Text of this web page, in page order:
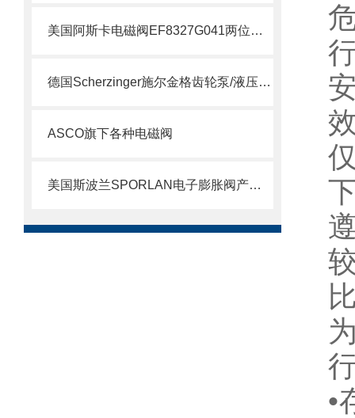
美国阿斯卡电磁阀EF8327G041两位四通技术
德国Scherzinger施尔金格齿轮泵/液压泵供应说明
ASCO旗下各种电磁阀
美国斯波兰SPORLAN电子膨胀阀产品特点
•